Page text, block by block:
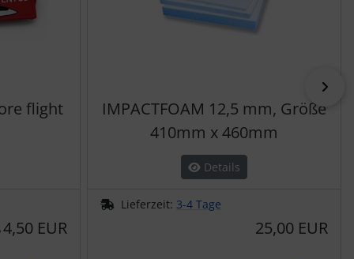
flight
4,50 EUR
IMPACTFOAM 12,5 mm, Größe
410mm x 460mm
Details
Lieferzeit: 3-4 Tage
25,00 EUR